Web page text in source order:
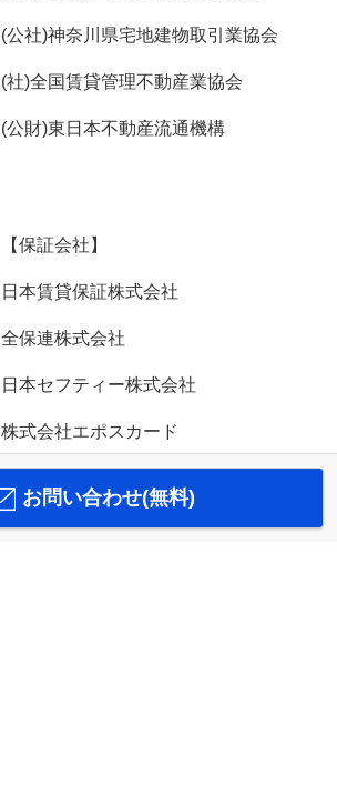
(公社)神奈川県宅地建物取引業協会
(社)全国賃貸管理不動産業協会
(公財)東日本不動産流通機構
【保証会社】
日本賃貸保証株式会社
全保連株式会社
日本セフティー株式会社
株式会社エポスカード
お問い合わせ(無料)